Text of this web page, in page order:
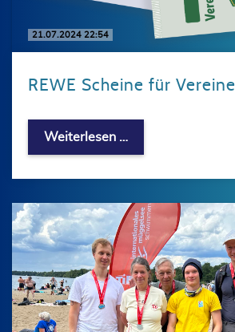
21.07.2024 22:54
REWE Scheine für Vereine
Weiterlesen …